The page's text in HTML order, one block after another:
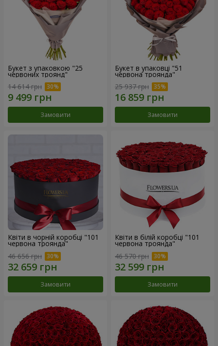
Букет з упаковкою "25
червоних троянд"
14 614 грн
Замовити
Букет в упаковці "51
червона троянда"
25 937 грн
Замовити
Квіти в чорній коробці "101
червона троянда"
46 656 грн
Замовити
Квіти в білій коробці "101
червона троянда"
46 570 грн
Замовити